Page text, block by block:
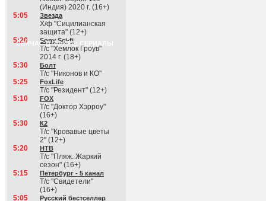
(Индия) 2020 г. (16+)
5:05
Звезда
Х/ф "Сицилианская
защита" (12+)
СЕЙЧАС В ЭФИРЕ: СЕРИАЛЫ
5:20 Sony Sci-fi
Т/с "Хемлок Гроув"
2014 г. (18+)
5:30
Болт
Т/с "Никонов и КО"
5:25
FoxLife
Т/с "Резидент" (12+)
5:10
FOX
Т/с "Доктор Хэрроу"
(16+)
5:30
К2
Т/с "Кровавые цветы
2" (12+)
5:20
НТВ
Т/с "Пляж. Жаркий
сезон" (16+)
5:15
Петербург - 5 канал
Т/с "Свидетели"
(16+)
5:05
Русский бестселлер